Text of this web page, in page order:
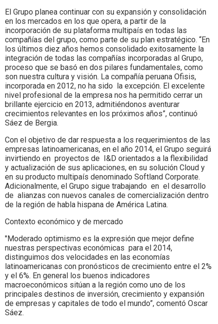
El Grupo planea continuar con su expansión y consolidación
en los mercados en los que opera, a partir de la
incorporación de su plataforma multipaís en todas las
compañías del grupo, como parte de su plan estratégico. “En
los últimos diez años hemos consolidado exitosamente la
integración de todas las compañías incorporadas al Grupo,
proceso que se basó en dos pilares fundamentales, como
son nuestra cultura y visión. La compañía peruana Ofisis,
incorporada en 2012, no ha sido la excepción. El excelente
nivel profesional de la empresa nos ha permitido cerrar un
brillante ejercicio en 2013, admitiéndonos aventurar
crecimientos relevantes en los próximos años”, continuó
Sáez de Bergia.
Con el objetivo de dar respuesta a los requerimientos de las
empresas latinoamericanas, en el año 2014, el Grupo seguirá
invirtiendo en proyectos de I&D orientados a la flexibilidad
y actualización de sus aplicaciones, en su solución Cloud y
en su producto multipaís denominado Softland Corporate.
Adicionalmente, el Grupo sigue trabajando en el desarrollo
de alianzas con nuevos canales de comercialización dentro
de la región de habla hispana de América Latina.
Contexto económico y de mercado
"Moderado optimismo es la expresión que mejor define
nuestras perspectivas económicas para el 2014,
distinguimos dos velocidades en las economías
latinoamericanas con pronósticos de crecimiento entre el 2%
y el 6%. En general los buenos indicadores
macroeconómicos sitúan a la región como uno de los
principales destinos de inversión, crecimiento y expansión
de empresas y capitales de todo el mundo”, comentó Oscar
Sáez.